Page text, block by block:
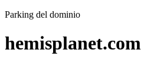
Parking del dominio
hemisplanet.com